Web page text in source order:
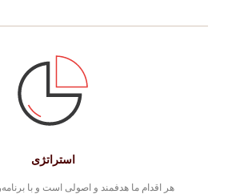
استراتژی
هر اقدام ما هدفمند و اصولی است و با